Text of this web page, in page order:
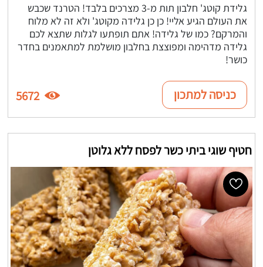
גלידת קוטג' חלבון תות מ-3 מצרכים בלבד! הטרנד שכבש
את העולם הגיע אליי! כן כן גלידה מקוטג' ולא זה לא מלוח
והמרקם? כמו של גלידה! אתם תופתעו לגלות שתצא לכם
גלידה מדהימה ומפוצצת בחלבון מושלמת למתאמנים בחדר
כושר!
כניסה למתכון 5672
חטיף שוגי ביתי כשר לפסח ללא גלוטן